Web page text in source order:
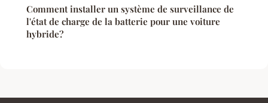
Comment installer un système de surveillance de
l'état de charge de la batterie pour une voiture
hybride?